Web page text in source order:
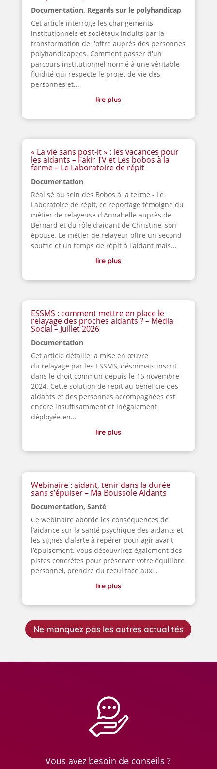
Documentation, Regards sur le polyhandicap
Cet article interroge les changements
institutionnels et sociétaux induits par la
transformation de l'offre auprès des personnes
polyhandicapées. Comment passer d'un
parcours institutionnel normé à une véritable
fluidité qui respecte le projet de vie des
personnes et...
lire plus
« La vie sans post-it » : les vacances pour
les aidants – Fakir TV et Les bobos à la
ferme – Le Laboratoire de répit
Documentation
Réalisé au sein des Bobos à la ferme - Le
Laboratoire de répit, ce reportage témoigne du
métier de relayeuse d'Annabelle auprès de
Bernard et du rôle d'aidant de Christine, son
épouse. Le métier de relayeur offre un second
souffle et un temps de répit à l'aidant mais...
lire plus
ESSMS : comment mettre en place le
relayage des proches aidants ? – Média
Social – Juillet 2026
Documentation
Cet article détaille la mise en œuvre
du relayage par les ESSMS, désormais inscrit
dans le droit commun depuis le 15 novembre
2024. Cette solution de répit au bénéficie des
aidants et des personnes accompagnées est
encore insuffisamment et inégalement
déployée en...
lire plus
Webinaire : aidant, tenir dans la durée
sans s’épuiser – Ma Boussole Aidants
Documentation, Santé
Ce webinaire aborde les conséquences de
l’aidance sur la santé psychique des aidants et
les signes d’alerte à repérer pour agir avant
l’épuisement. Vous découvrirez également des
pistes concrètes pour préserver votre équilibre
personnel, prendre du recul face aux...
lire plus
Ne manquez pas les autres actualités
Vous avez besoin de conseils ?